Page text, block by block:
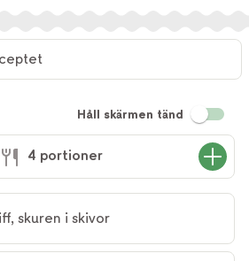
Håll skärmen tänd
4 portioner
skuren i skivor